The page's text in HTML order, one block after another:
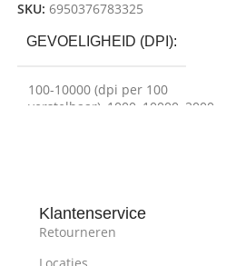
SKU: 6950376783325
GEVOELIGHEID (DPI)
100-10000 (dpi per 100
verstelbaar) 1000 10000 2000
PROGRAMMEERBARE
Klantenservice
Retourneren
Locaties